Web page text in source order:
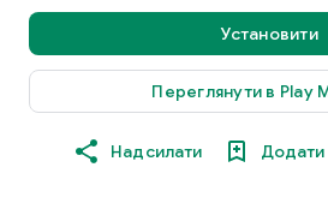
Установити
Переглянути в Play
Надсилати Додати